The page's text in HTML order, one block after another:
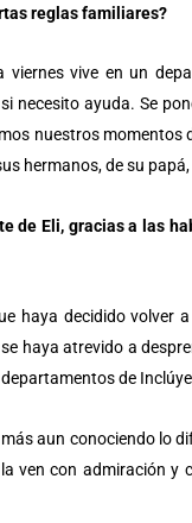
reglas familiares?
vive en un
necesito ayuda. Se
nuestros momentos
hermanos, de su
de Eli, gracias a las
haya decidido volver
haya atrevido a
de
aun conociendo lo
ven con admiración y